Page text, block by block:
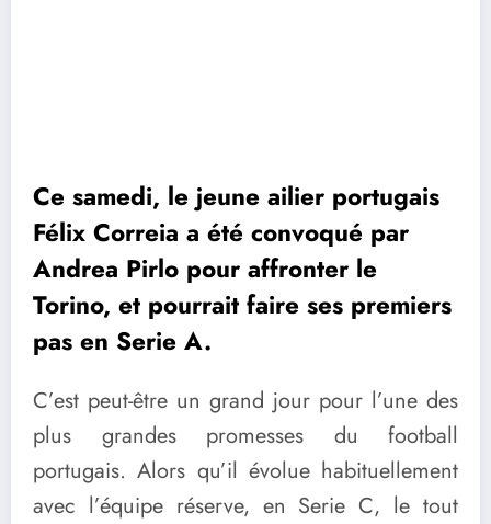
Ce samedi, le jeune ailier portugais
Félix Correia a été convoqué par
Andrea Pirlo pour affronter le
Torino, et pourrait faire ses premiers
pas en Serie A.
C’est peut-être un grand jour pour l’une des
plus grandes promesses du football
portugais. Alors qu’il évolue habituellement
avec l’équipe réserve, en Serie C, le tout